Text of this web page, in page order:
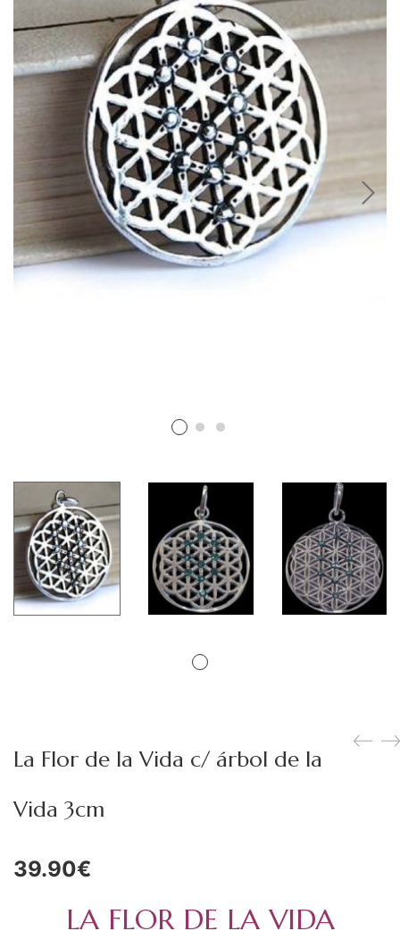
Amuletos Símbolos Celtas
Anillo Atlante
Aromaterapia
Atrapa sueños
Bolas de Cristal
Brujas de Artesanía
Cofre de los Deseos
Diosas Celtas
Hadas
Inciensos Mágicos
Instrumentos para el Altar
Libros y Agendas
Meditación
Para El Amor
La Flor de la Vida c/ árbol de la
Vida 3cm
39.90€
LA FLOR DE LA VIDA